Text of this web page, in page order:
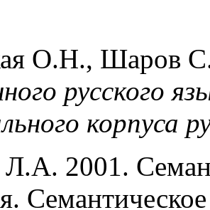
О.Н., Шаров
русского
корпуса
2001.